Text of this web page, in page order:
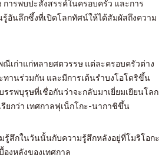
ารพบปะสังสรรค์ในครอบครัว และการ
อันลึกซึ้งที่เปิดโลกทัศน์ให้ได้สัมผัสถึงความ
เก่าแก่หลายศตวรรษ แต่ละครอบครัวต่าง
านร่วมกัน และมีการเต้นรำบงโอโดริขึ้น
พบุรุษที่เชื่อกันว่าจะกลับมาเยี่ยมเยียนโลก
ยกว่า เทศกาลฟุเน็กโกะ-นากาชิขึ้น
รู้สึกในวันนั้นกับความรู้สึกหลังอยู่ที่โมริโอกะ
งหลังของเทศกาล